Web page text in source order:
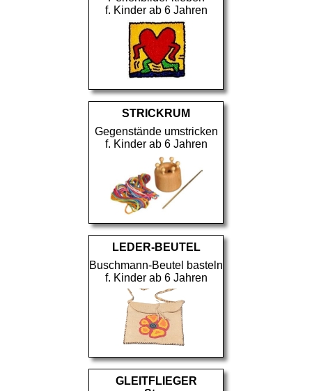
f. Kinder ab 6 Jahren
STRICKRUM
Gegenstände umstricken
f. Kinder ab 6 Jahren
LEDER-BEUTEL
Buschmann-Beutel basteln
f. Kinder ab 6 Jahren
GLEITFLIEGER